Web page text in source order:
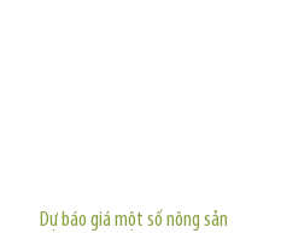
Dự báo giá một số nông sản